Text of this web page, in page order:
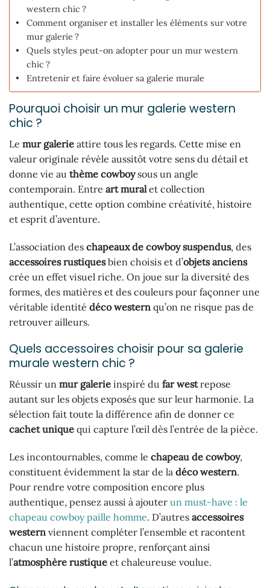
western chic ?
Comment organiser et installer les éléments sur votre
mur galerie ?
Quels styles peut-on adopter pour un mur western
chic ?
Entretenir et faire évoluer sa galerie murale
Pourquoi choisir un mur galerie western
chic ?
Le mur galerie attire tous les regards. Cette mise en
valeur originale révèle aussitôt votre sens du détail et
donne vie au thème cowboysous un angle
contemporain. Entre art muralet collection
authentique, cette option combine créativité, histoire
et esprit d’aventure.
L’association des chapeaux de cowboy suspendus, des
accessoires rustiquesbien choisis et d’objets anciens
crée un effet visuel riche. On joue sur la diversité des
formes, des matières et des couleurs pour façonner une
véritable identité déco western qu’on ne risque pas de
retrouver ailleurs.
Quels accessoires choisir pour sa galerie
murale western chic ?
Réussir un mur galerie inspiré du far westrepose
autant sur les objets exposés que sur leur harmonie. La
sélection fait toute la différence afin de donner ce
cachet unique qui capture l’œil dès l’entrée de la pièce.
Les incontournables, comme le chapeau de cowboy,
constituent évidemment la star de la déco western.
Pour rendre votre composition encore plus
authentique, pensez aussi à ajouter un must-have : le
chapeau cowboy paille homme. D’autres accessoires
western viennent compléter l’ensemble et racontent
chacun une histoire propre, renforçant ainsi
l’atmosphère rustique et chaleureuse voulue.